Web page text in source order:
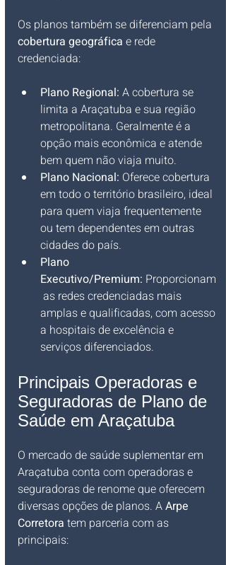
Os planos também se diferenciam pela
cobertura geográfica e rede
credenciada:
Plano Regional: A cobertura se
limita a Araçatuba e sua região
metropolitana. Geralmente é a
opção mais econômica e atende
bem quem não viaja muito.
Plano Nacional: Oferece cobertura
em todo o território brasileiro, ideal
para quem viaja frequentemente
ou tem dependentes em outras
cidades do país.
Plano
Executivo/Premium: Proporcionam
as redes credenciadas mais
amplas e qualificadas, com acesso
a hospitais de excelência e
serviços diferenciados.
Principais Operadoras e
Seguradoras de Plano de
Saúde em Araçatuba
O mercado de saúde suplementar em
Araçatuba conta com operadoras e
seguradoras de renome que oferecem
diversas opções de planos. A Arpe
Corretora tem parceria com as
principais: